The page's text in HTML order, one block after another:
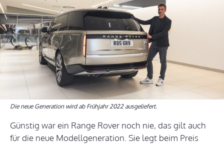
Die neue Generation wird ab Frühjahr 2022 ausgeliefert.
Günstig war ein Range Rover noch nie, das gilt auch
für die neue Modellgeneration. Sie legt beim Preis